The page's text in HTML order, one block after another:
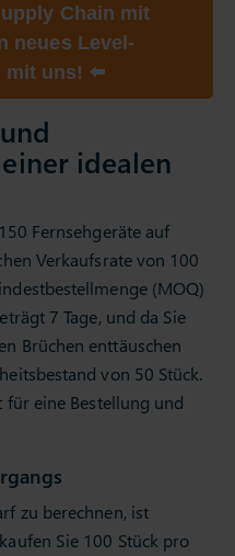
Chain mit
neues Level-
mit uns! ⬅️
idealen
Fernsehgeräte auf
Verkaufsrate von 100
(MOQ)
7 Tage, und da Sie
Brüchen enttäuschen
von 50 Stück.
eine Bestellung und
zu berechnen, ist
Sie 100 Stück pro